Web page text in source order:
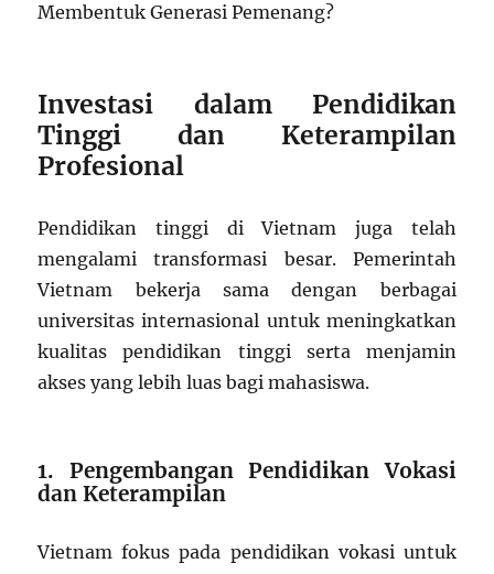
Membentuk Generasi Pemenang?
Investasi dalam Pendidikan
Tinggi dan Keterampilan
Profesional
Pendidikan tinggi di Vietnam juga telah
mengalami transformasi besar. Pemerintah
Vietnam bekerja sama dengan berbagai
universitas internasional untuk meningkatkan
kualitas pendidikan tinggi serta menjamin
akses yang lebih luas bagi mahasiswa.
1. Pengembangan Pendidikan Vokasi
dan Keterampilan
Vietnam fokus pada pendidikan vokasi untuk